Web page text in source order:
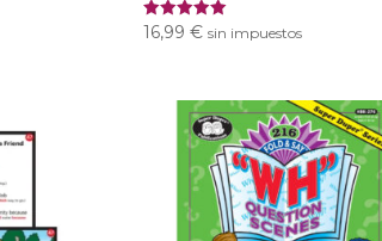
Valorado
con
16,99€ sin impuestos